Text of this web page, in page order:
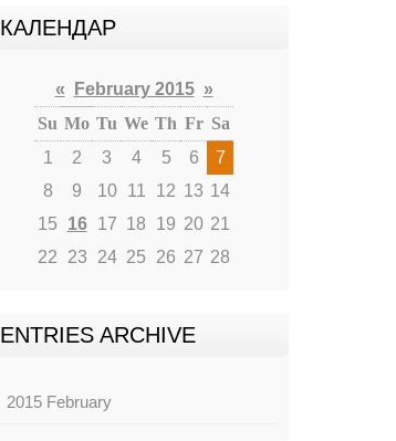
КАЛЕНДАР
« February 2015 »
Su Mo Tu We Th Fr Sa
1
2 3 4 5 6
7
8
9 10 11 12 13 14
15
16 17 18 19 20 21
22
23 24 25 26 27 28
ENTRIES ARCHIVE
2015 February